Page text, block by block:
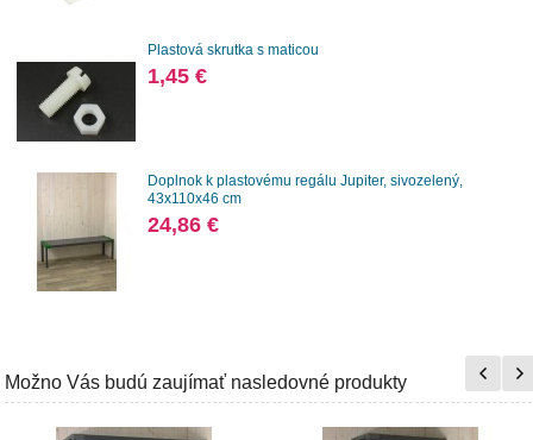
Plastová skrutka s maticou
1,45 €
Doplnok k plastovému regálu Jupiter, sivozelený,
43x110x46 cm
24,86 €
Možno Vás budú zaujímať nasledovné produkty